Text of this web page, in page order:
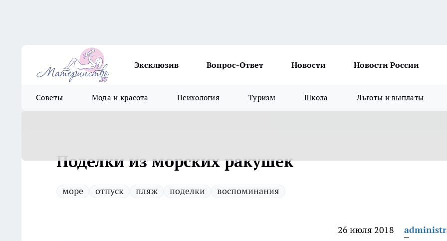
Эксклюзив Вопрос-Ответ Новости Новости России
Советы Мода и красота Психология Туризм Школа Льготы и выплаты
Поделки из морских ракушек
море отпуск пляж поделки воспоминания
26 июля 2018